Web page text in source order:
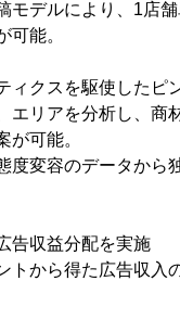
モデルにより、1店
可能。
ィクスを駆使したピ
エリアを分析し、商
が可能。
度変容のデータから
告収益分配を実施
トから得た広告収入